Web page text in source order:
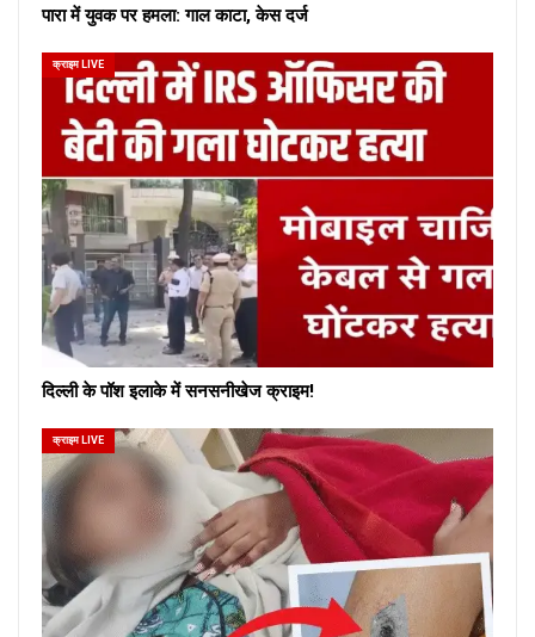
पारा में युवक पर हमला: गाल काटा, केस दर्ज
क्राइम LIVE
दिल्ली के पॉश इलाके में सनसनीखेज क्राइम!
क्राइम LIVE